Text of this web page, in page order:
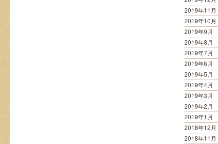
2019年11月
2019年10月
2019年9月
2019年8月
2019年7月
2019年6月
2019年5月
2019年4月
2019年3月
2019年2月
2019年1月
2018年12月
2018年11月